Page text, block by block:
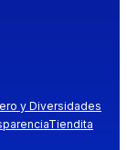
y Diversidades
Tiendita